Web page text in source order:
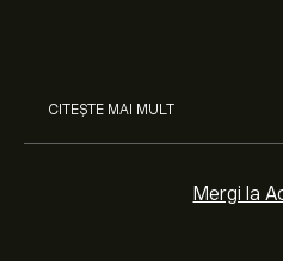
CITEȘTE MAI MULT
Mergi la